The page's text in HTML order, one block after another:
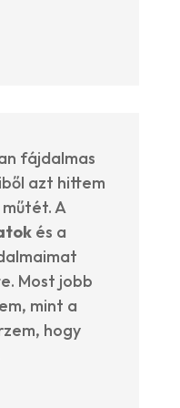
fájdalmas
azt hittem
műtét. A
és a
Most jobb
mint a
hogy